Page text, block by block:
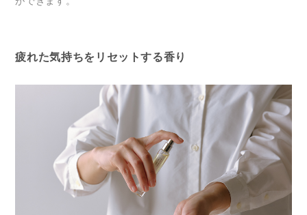
疲れた気持ちをリセットする香り